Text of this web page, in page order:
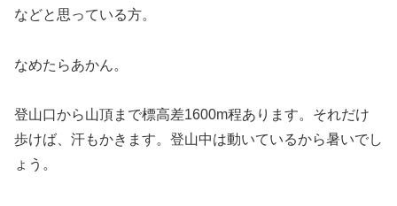
などと思っている方。
なめたらあかん。
登山口から山頂まで標高差1600m程あります。それだけ
歩けば、汗もかきます。登山中は動いているから暑いでし
ょう。